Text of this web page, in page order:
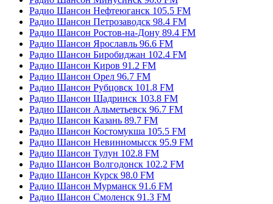
Радио Шансон Нефтеюганск 105.5 FM
Радио Шансон Петрозаводск 98.4 FM
Радио Шансон Ростов-на-Дону 89.4 FM
Радио Шансон Ярославль 96.6 FM
Радио Шансон Биробиджан 102.4 FM
Радио Шансон Киров 91.2 FM
Радио Шансон Орел 96.7 FM
Радио Шансон Рубцовск 101.8 FM
Радио Шансон Шадринск 103.8 FM
Радио Шансон Альметьевск 96.7 FM
Радио Шансон Казань 89.7 FM
Радио Шансон Костомукша 105.5 FM
Радио Шансон Невинномысск 95.9 FM
Радио Шансон Тулун 102.8 FM
Радио Шансон Волгодонск 102.2 FM
Радио Шансон Курск 98.0 FM
Радио Шансон Мурманск 91.6 FM
Радио Шансон Смоленск 91.3 FM